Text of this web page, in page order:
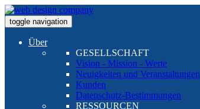
toggle navigation
Über
GESELLSCHAFT
Vision - Mission - Werte
Neuigkeiten und Veranstaltungen
Kunden
Datenschutz-Bestimmungen
RESSOURCEN